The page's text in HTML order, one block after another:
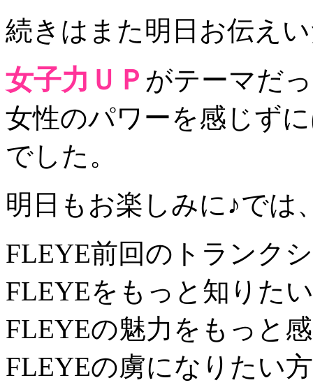
続きはまた明日お伝え
女子力ＵＰ がテーマだ
女性のパワーを感じず
でした。
明日もお楽しみに♪では
FLEYE前回のトランク
FLEYEをもっと知りた
FLEYEの魅力をもっと
FLEYEの虜になりたい